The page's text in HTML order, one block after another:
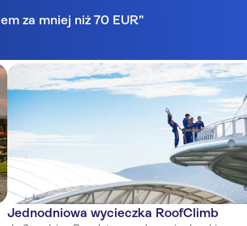
za mniej niż 70 EUR”
Jednodniowa wycieczka RoofClimb